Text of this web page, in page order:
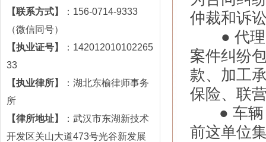
【联系方式】 ：156-0714-9333
（微信同号）
【执业证号】
： 142012010102265
33
【执业律所】
：湖北东榆律师事务
所
【律所地址】 ： 武汉市东湖新技术
开发区关山大道473号光谷新发展
仲裁和诉
● 代理因
案件纠纷
款、加工
保险、联
● 车辆（
前这单位